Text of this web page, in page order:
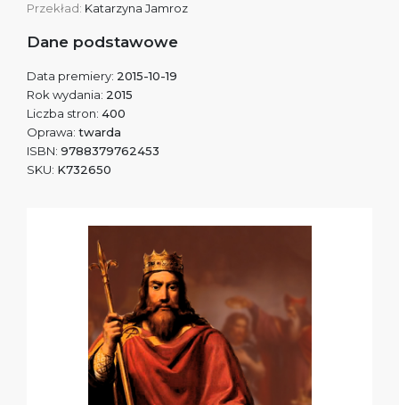
Przekład: Katarzyna Jamroz
Dane podstawowe
Data premiery: 2015-10-19
Rok wydania: 2015
Liczba stron: 400
Oprawa: twarda
ISBN: 9788379762453
SKU: K732650